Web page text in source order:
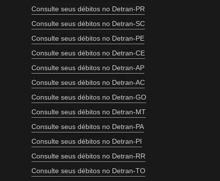
Consulte seus débitos no Detran-PR
Consulte seus débitos no Detran-SC
Consulte seus débitos no Detran-PE
Consulte seus débitos no Detran-CE
Consulte seus débitos no Detran-AP
Consulte seus débitos no Detran-AC
Consulte seus débitos no Detran-GO
Consulte seus débitos no Detran-MT
Consulte seus débitos no Detran-PA
Consulte seus débitos no Detran-PI
Consulte seus débitos no Detran-RR
Consulte seus débitos no Detran-TO